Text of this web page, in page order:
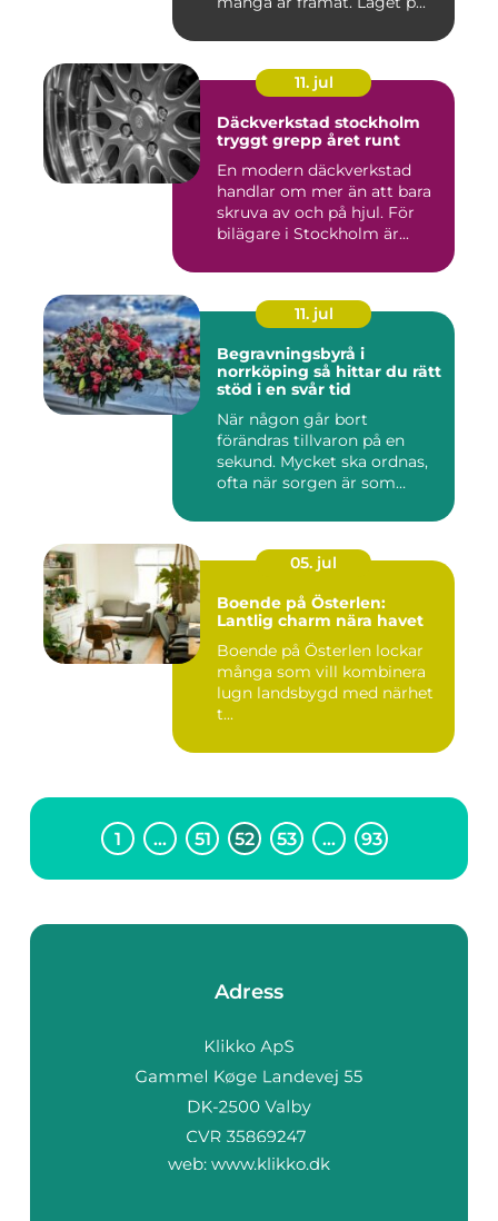
11. jul
Däckverkstad stockholm
tryggt grepp året runt
En modern däckverkstad
handlar om mer än att bara
skruva av och på hjul. För
bilägare i Stockholm är...
11. jul
Begravningsbyrå i
norrköping så hittar du rätt
stöd i en svår tid
När någon går bort
förändras tillvaron på en
sekund. Mycket ska ordnas,
ofta när sorgen är som
05. jul
Boende på Österlen:
Lantlig charm nära havet
Boende på Österlen lockar
många som vill kombinera
lugn landsbygd med närhet
t...
1 … 51 52 53 … 93
Adress
web: www.klikko.dk